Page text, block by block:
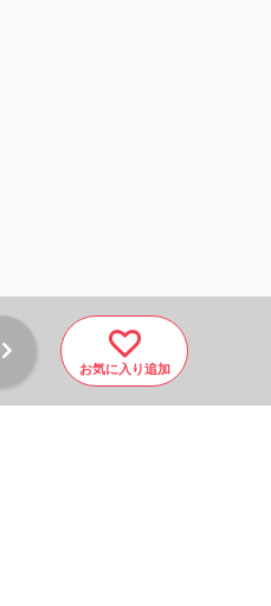
お気に入り追加